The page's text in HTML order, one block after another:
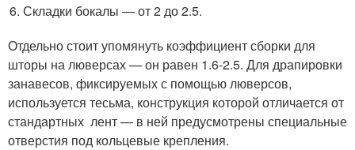
Складки бокалы — от 2 до 2.5.
Отдельно стоит упомянуть коэффициент сборки для
шторы на люверсах — он равен 1.6-2.5. Для драпировки
занавесов, фиксируемых с помощью люверсов,
используется тесьма, конструкция которой отличается от
стандартных лент — в ней предусмотрены специальные
отверстия под кольцевые крепления.